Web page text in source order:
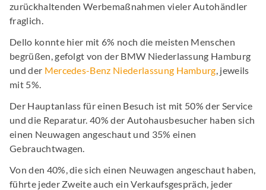
zurückhaltenden Werbemaßnahmen vieler Autohändler
fraglich.
Dello konnte hier mit 6% noch die meisten Menschen
begrüßen, gefolgt von der BMW Niederlassung Hamburg
und der Mercedes-Benz Niederlassung Hamburg, jeweils
mit 5%.
Der Hauptanlass für einen Besuch ist mit 50% der Service
und die Reparatur. 40% der Autohausbesucher haben sich
einen Neuwagen angeschaut und 35% einen
Gebrauchtwagen.
Von den 40%, die sich einen Neuwagen angeschaut haben,
führte jeder Zweite auch ein Verkaufsgespräch, jeder